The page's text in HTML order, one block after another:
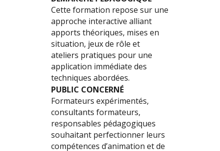
Cette formation repose sur une
approche interactive alliant
apports théoriques, mises en
situation, jeux de rôle et
ateliers pratiques pour une
application immédiate des
techniques abordées.
PUBLIC CONCERNÉ
Formateurs expérimentés,
consultants formateurs,
responsables pédagogiques
souhaitant perfectionner leurs
compétences d’animation et de